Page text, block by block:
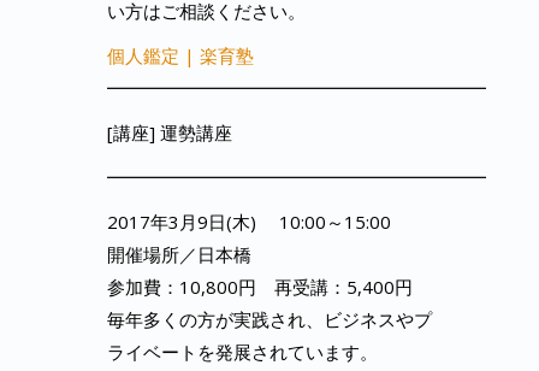
い方はご相談ください。
個人鑑定 | 楽育塾
━━━━━━━━━━━━━━━━━━━━━
[講座] 運勢講座
━━━━━━━━━━━━━━━━━━━━━
2017年3月9日(木) 10:00～15:00
開催場所／日本橋
参加費：10,800円 再受講：5,400円
毎年多くの方が実践され、ビジネスやプ
ライベートを発展されています。